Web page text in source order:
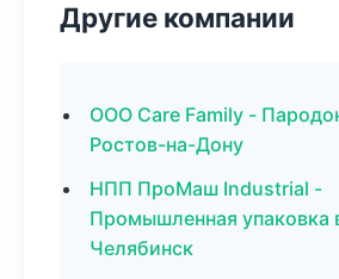
Другие компании
ООО Care Family -
Ростов-на-Дону
НПП ПроМаш Industrial -
Промышленная упаковка
Челябинск